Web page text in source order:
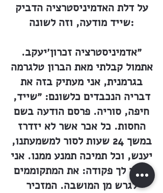
על דלת האדמיניסטרציה הדביק
שייד מודעה, וזה לשונה:
״אדמיניסטרציה זכרון׳יעקב.
אתמול קבלתי מאת הברון טלגרמה
בגרמנית, אני מעתיק בזה את
דבריה הנכבדים כלשונם: ״שייד,
חיפה, סוריה. פרסם הודעה בשם
החסות. כל אכר אשר לא יזדרז
במשך 24 שעות לסור למשמעתנו,
יענש, וכל תמיכה תמנע ממנו. אני
מוסר לך פקודה: את המתקוממים
לגרש מן המושבה. המזכיר